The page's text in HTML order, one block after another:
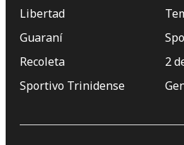
Libertad
Guaraní
Recoleta
Sportivo Trinidense
2